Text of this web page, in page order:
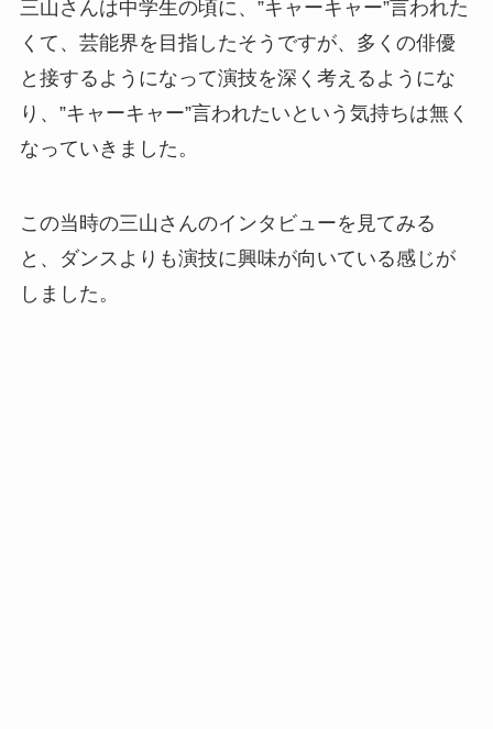
三山さんは中学生の頃に、”キャーキャー”言われた
くて、芸能界を目指したそうですが、多くの俳優
と接するようになって演技を深く考えるようにな
り、”キャーキャー”言われたいという気持ちは無く
なっていきました。
この当時の三山さんのインタビューを見てみる
と、ダンスよりも演技に興味が向いている感じが
しました。